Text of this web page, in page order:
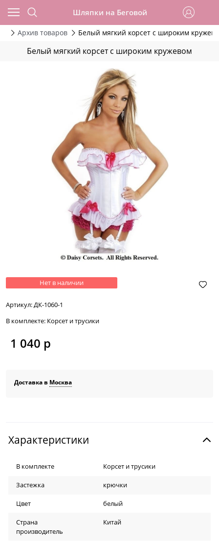
Шляпки на Беговой
Архив товаров Белый мягкий корсет с широким
Белый мягкий корсет с широким кружевом
Нет в наличии
Артикул:ДК-1060-1
В комплекте: Корсет и трусики
1 040 р
Доставка в Москва
Характеристики
В комплекте Корсет и трусики
Застежка крючки
Цвет белый
Страна
производитель
Китай